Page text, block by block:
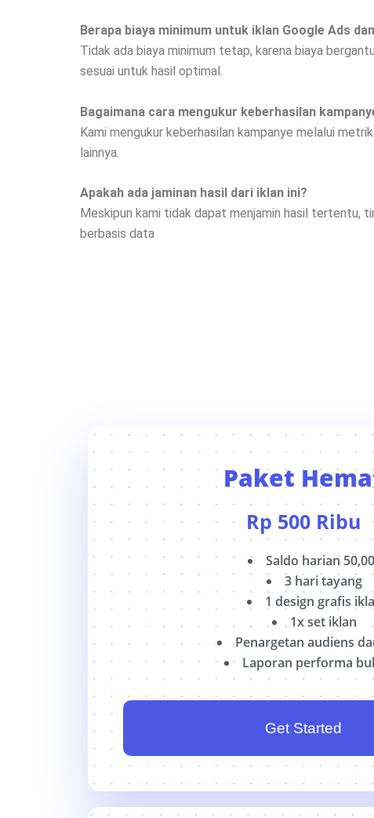
Berapa biaya minimum untuk iklan Google Ads
Tidak ada biaya minimum tetap, karena biaya
sesuai untuk hasil optimal.
Bagaimana cara mengukur keberhasilan
Kami mengukur keberhasilan kampanye melalui
lainnya.
Apakah ada jaminan hasil dari iklan ini?
Meskipun kami tidak dapat menjamin hasil tertentu,
berbasis data
Paket
Rp 500 Ribu
Saldo harian
3 hari tayang
1 design grafis
1x set iklan
Penargetan audiens
Laporan performa
Get Started